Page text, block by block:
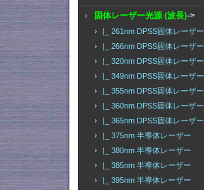
固体レーザー光源 (波長)->
|_ 261nm DPSS固体レーザー
|_ 266nm DPSS固体レーザー
|_ 320nm DPSS固体レーザー
|_ 349nm DPSS固体レーザー
|_ 355nm DPSS固体レーザー
|_ 360nm DPSS固体レーザー
|_ 365nm DPSS固体レーザー
|_ 375nm 半導体レーザー
|_ 380nm 半導体レーザー
|_ 385nm 半導体レーザー
|_ 395nm 半導体レーザー